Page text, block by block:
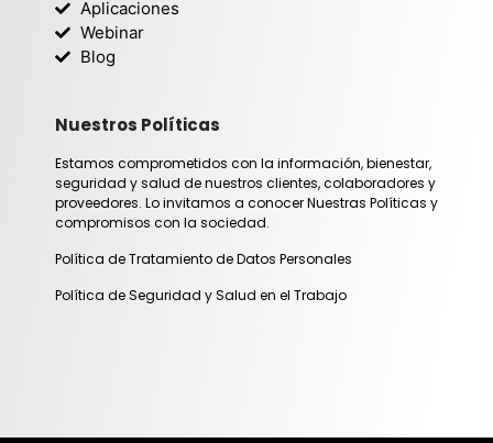
r
a
m
i
n
Aplicaciones
Webinar
Blog
Nuestros Políticas
Estamos comprometidos con la información, bienestar,
seguridad y salud de nuestros clientes, colaboradores y
proveedores. Lo invitamos a conocer Nuestras Políticas y
compromisos con la sociedad.
Política de Tratamiento de Datos Personales
Política de Seguridad y Salud en el Trabajo